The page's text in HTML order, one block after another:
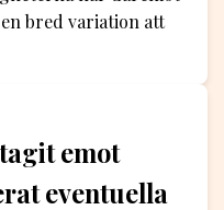
bred variation att
emot
eventuella